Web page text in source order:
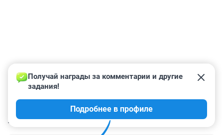
КОММЕНТАРИИ 14
Получай награды за комментарии и другие
задания!
Подробнее в профиле